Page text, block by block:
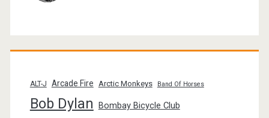
ALT-J Arcade Fire Arctic Monkeys Band Of Horses
Bob Dylan Bombay Bicycle Club